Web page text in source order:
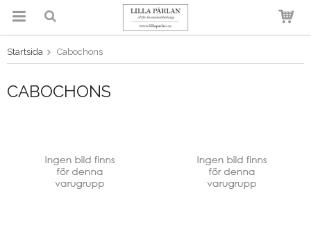
Produkten har blivit tillagd i
varukorgen
Startsida Cabochons
CABOCHONS